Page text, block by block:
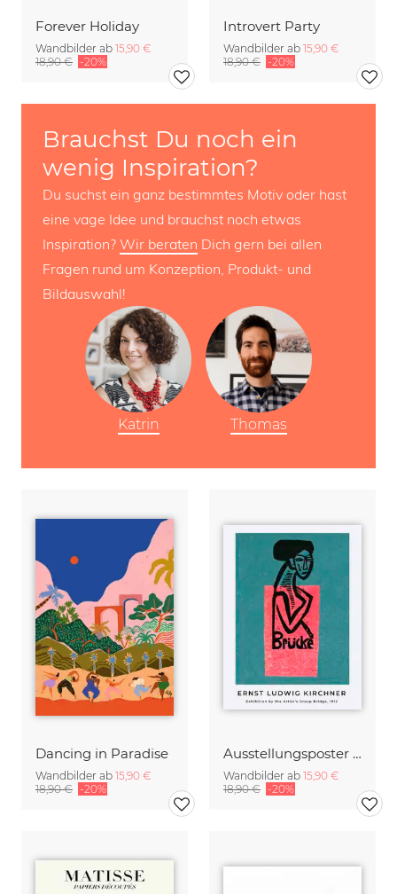
Forever Holiday
Wandbilder ab 15,90 €
18,90 € -20%
Introvert Party
Wandbilder ab 15,90 €
18,90 € -20%
Dancing in Paradise
Wandbilder ab 15,90 €
18,90 € -20%
Ausstellungsposter der Künstlergruppe Brücke von Ernst Ludwig Kirchner
Wandbilder ab 15,90 €
18,90 € -20%
Brauchst Du noch ein
wenig Inspiration?
Du suchst ein ganz bestimmtes Motiv oder hast
eine vage Idee und brauchst noch etwas
Inspiration? Wir beraten Dich gern bei allen
Fragen rund um Konzeption, Produkt- und
Bildauswahl!
Katrin Thomas